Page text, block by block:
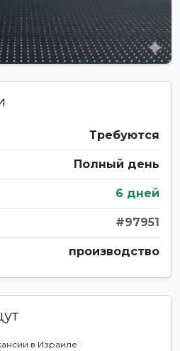
Требуются
Полный день
6 дней
#97951
производство
в Израиле